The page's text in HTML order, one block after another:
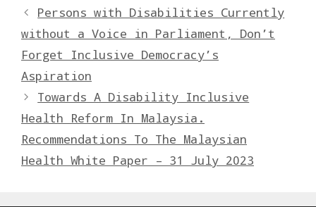
Persons with Disabilities Currently
without a Voice in Parliament, Don’t
Forget Inclusive Democracy’s
Aspiration
Towards A Disability Inclusive
Health Reform In Malaysia.
Recommendations To The Malaysian
Health White Paper – 31 July 2023